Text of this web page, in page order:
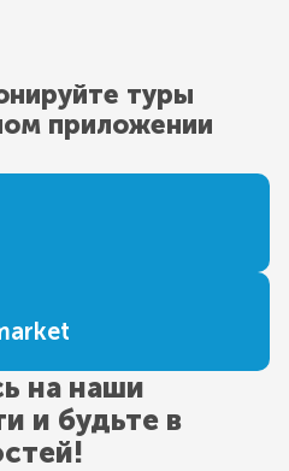
туры
приложении
на наши
и будьте в